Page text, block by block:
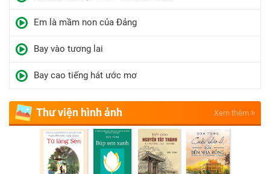
Em là mầm non của Đảng
Bay vào tương lai
Bay cao tiếng hát ước mơ
Thư viện hình ảnh Xem thêm